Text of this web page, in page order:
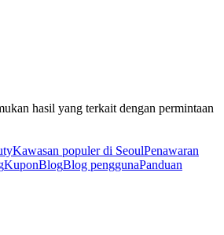
hasil yang terkait dengan permintaan
Kawasan populer di SeoulPenawaran
KuponBlogBlog penggunaPanduan